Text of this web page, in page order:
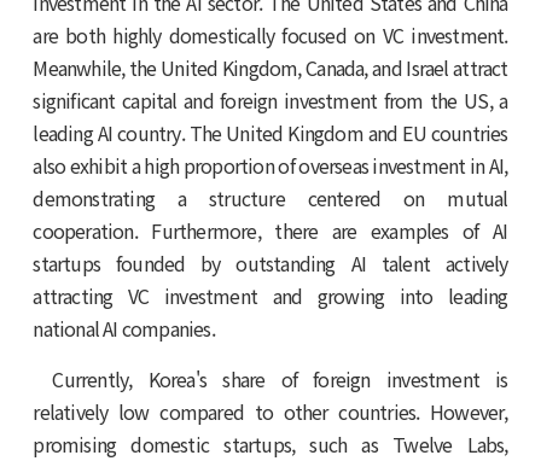
are both highly domestically focused on VC investment.
Meanwhile, the United Kingdom, Canada, and Israel attract
significant capital and foreign investment from the US, a
leading AI country. The United Kingdom and EU countries
also exhibit a high proportion of overseas investment in AI,
demonstrating a structure centered on mutual
cooperation. Furthermore, there are examples of AI
startups founded by outstanding AI talent actively
attracting VC investment and growing into leading
national AI companies.
Currently, Korea's share of foreign investment is
relatively low compared to other countries. However,
promising domestic startups, such as Twelve Labs,